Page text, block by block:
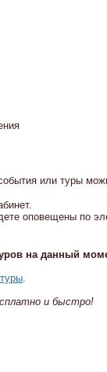
или туры
оповещены по
на данный
туры.
и быстро!